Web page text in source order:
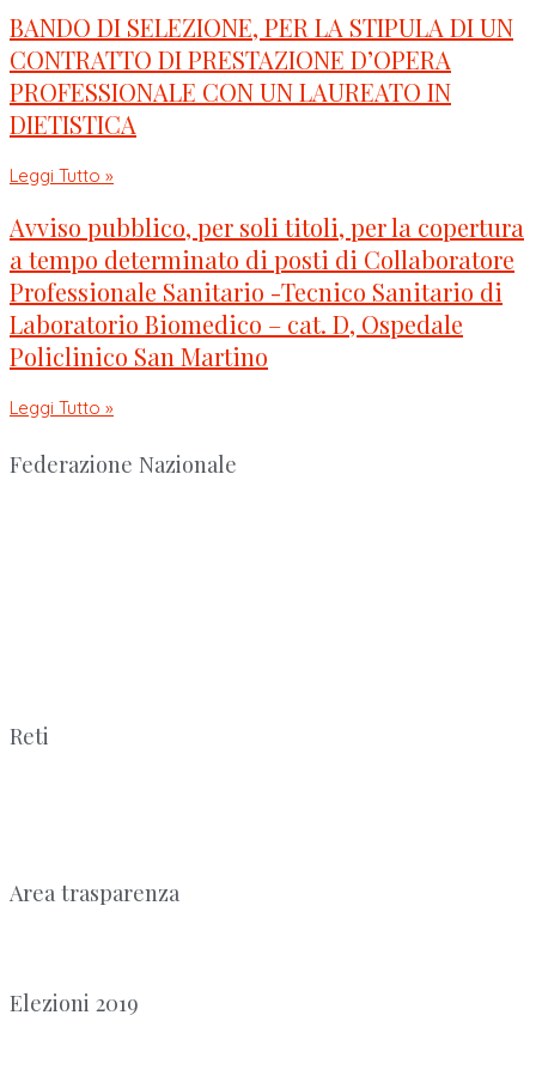
BANDO DI SELEZIONE, PER LA STIPULA DI UN
CONTRATTO DI PRESTAZIONE D’OPERA
PROFESSIONALE CON UN LAUREATO IN
DIETISTICA
Leggi Tutto »
Avviso pubblico, per soli titoli, per la copertura
a tempo determinato di posti di Collaboratore
Professionale Sanitario -Tecnico Sanitario di
Laboratorio Biomedico – cat. D, Ospedale
Policlinico San Martino
Leggi Tutto »
Federazione Nazionale
Reti
Area trasparenza
Elezioni 2019